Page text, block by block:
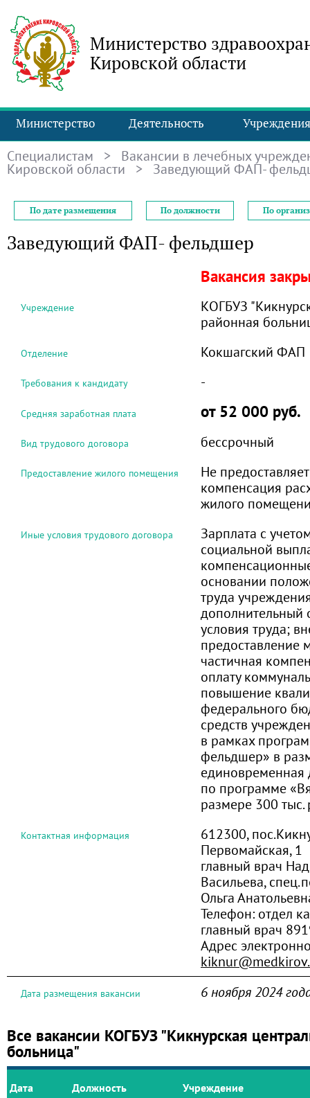
Министерство
Кировской области
Министерство Деятельность Учреждения
Специалистам > Вакансии в лечебных
Кировской области > Заведующий ФАП-
По дате размещения По должности По
Заведующий ФАП- фельдшер
Вакансия
Учреждение
КОГБУЗ
районная
Отделение Кокшагский ФАП
Требования к кандидату -
Средняя заработная плата от 52 000 руб.
Вид трудового договора бессрочный
Предоставление жилого помещения
Не
компенсация
жилого
Иные условия трудового договора
Зарплата с
социальной
основании
труда
дополнительный
условия труда;
предоставление
частичная
оплату
повышение
федерального
средств
в рамках
фельдшер» в
единовременная
по программе
размере 300 тыс.
Контактная информация
612300,
Первомайская, 1
главный врач
Васильева,
Ольга
Телефон: отдел
главный врач
Адрес
Дата размещения вакансии 6 ноября 2024
Все вакансии КОГБУЗ "Кикнурская
больница"
Дата Должность Учреждение